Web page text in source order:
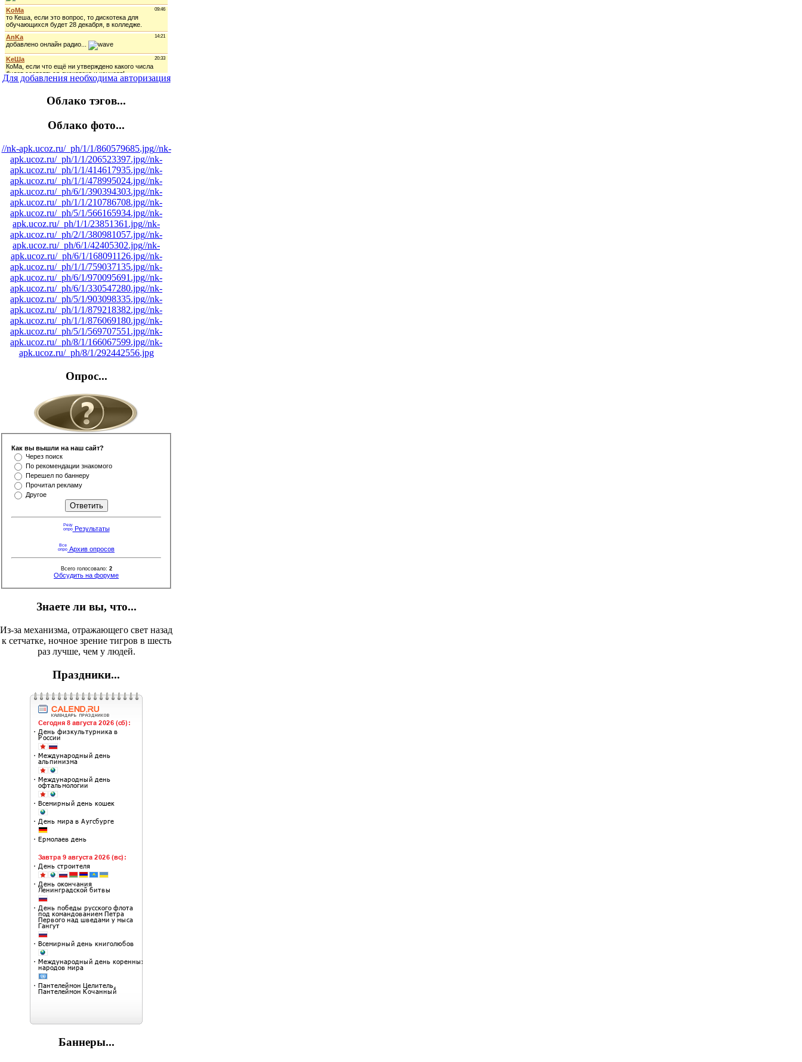
Для добавления необходима авторизация
Облако тэгов...
Облако фото...
//nk-apk.ucoz.ru/_ph/1/1/860579685.jpg//nk-
apk.ucoz.ru/_ph/1/1/206523397.jpg//nk-
apk.ucoz.ru/_ph/1/1/414617935.jpg//nk-
apk.ucoz.ru/_ph/1/1/478995024.jpg//nk-
apk.ucoz.ru/_ph/6/1/390394303.jpg//nk-
apk.ucoz.ru/_ph/1/1/210786708.jpg//nk-
apk.ucoz.ru/_ph/5/1/566165934.jpg//nk-
apk.ucoz.ru/_ph/1/1/23851361.jpg//nk-
apk.ucoz.ru/_ph/2/1/380981057.jpg//nk-
apk.ucoz.ru/_ph/6/1/42405302.jpg//nk-
apk.ucoz.ru/_ph/6/1/168091126.jpg//nk-
apk.ucoz.ru/_ph/1/1/759037135.jpg//nk-
apk.ucoz.ru/_ph/6/1/970095691.jpg//nk-
apk.ucoz.ru/_ph/6/1/330547280.jpg//nk-
apk.ucoz.ru/_ph/5/1/903098335.jpg//nk-
apk.ucoz.ru/_ph/1/1/879218382.jpg//nk-
apk.ucoz.ru/_ph/1/1/876069180.jpg//nk-
apk.ucoz.ru/_ph/5/1/569707551.jpg//nk-
apk.ucoz.ru/_ph/8/1/166067599.jpg//nk-
apk.ucoz.ru/_ph/8/1/292442556.jpg
Опрос...
Как вы вышли на наш сайт?
Через поиск
По рекомендации знакомого
Перешел по баннеру
Прочитал рекламу
Другое
Результаты
Архив опросов
Всего голосовало: 2
Обсудить на форуме
Знаете ли вы, что...
Из-за механизма, отражающего свет назад
к сетчатке, ночное зрение тигров в шесть
раз лучше, чем у людей.
Праздники...
Баннеры...